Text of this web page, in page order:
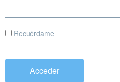
Recuérdame
Acceder